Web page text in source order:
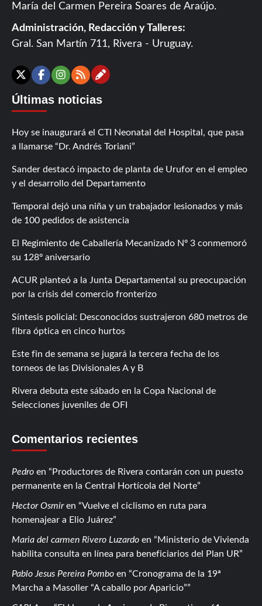
María del Carmen Pereira Soares de Araújo.
Administración, Redacción y Talleres:
Gral. San Martín 711, Rivera - Uruguay.
X Facebook
Instagram
RSSContáctanos
Últimas noticias
Hoy se inaugurará el CTI Neonatal del Hospital, que pasa
a llamarse “Dr. Andrés Toriani”
Sander destacó impacto de planta de Urufor en el empleo
y el desarrollo del Departamento
Temporal dejó una niña y un trabajador lesionados y más
de 100 pedidos de asistencia
El Regimiento de Caballería Mecanizado Nº 3 conmemoró
su 128º aniversario
ACUR planteó a la Junta Departamental su preocupación
por la crisis del comercio fronterizo
Síntesis policial: Desconocidos sustrajeron 680 metros de
fibra óptica en cinco hurtos
Este fin de semana se jugará la tercera fecha de los
torneos de las Divisionales A y B
Rivera debuta este sábado en la Copa Nacional de
Selecciones juveniles de OFI
Comentarios recientes
Pedro en
Productores de Rivera contarán con un puesto
permanente en la Central Hortícola del Norte
Hector Osmiren
Vuelve el ciclismo en ruta para
homenajear a Elio Juárez
Maria del carmen Rivero Luzardo en
Ministerio de Vivienda
habilita consulta en línea para beneficiarios del Plan UR
Pablo Jesus Pereira Pombo en
Cronograma de la 19ª
Marcha a Masoller “A caballo por Aparicio”